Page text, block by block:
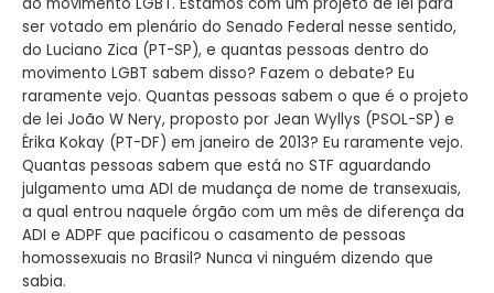
ser votado em plenário do Senado Federal nesse sentido,
do Luciano Zica (PT-SP), e quantas pessoas dentro do
movimento LGBT sabem disso? Fazem o debate? Eu
raramente vejo. Quantas pessoas sabem o que é o projeto
de lei João W Nery, proposto por Jean Wyllys (PSOL-SP) e
Érika Kokay (PT-DF) em janeiro de 2013? Eu raramente vejo.
Quantas pessoas sabem que está no STF aguardando
julgamento uma ADI de mudança de nome de transexuais,
a qual entrou naquele órgão com um mês de diferença da
ADI e ADPF que pacificou o casamento de pessoas
homossexuais no Brasil? Nunca vi ninguém dizendo que
sabia.